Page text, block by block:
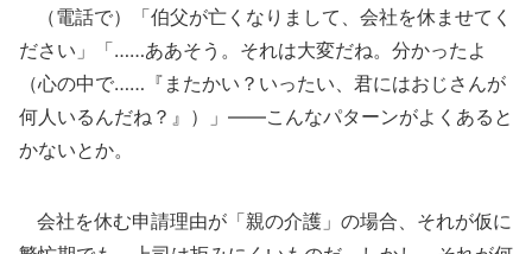
（電話で）「伯父が亡くなりまして、会社を休ませてく
ださい」「……ああそう。それは大変だね。分かったよ
（心の中で……『またかい？いったい、君にはおじさんが
何人いるんだね？』）」――こんなパターンがよくあると
かないとか。
会社を休む申請理由が「親の介護」の場合、それが仮に